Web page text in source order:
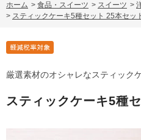
ホーム > 食品・スイーツ > スイーツ >
> スティックケーキ5種セット 25本セッ
厳選素材のオシャレなスティックケ
スティックケーキ5種